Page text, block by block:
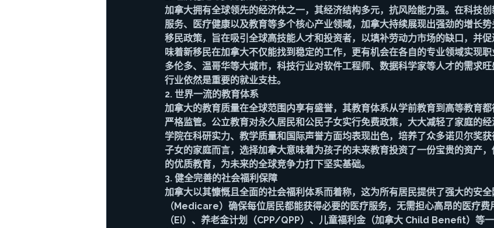
加拿大拥有全球领先的经济体之一，其经济结构多元，抗风险能力强。在科技
服务、医疗健康以及教育等多个核心产业领域，加拿大持续展现出强劲的增长
移民政策，旨在吸引全球高技能人才和投资者，以填补劳动力市场的缺口，并
味着新移民在加拿大不仅能找到稳定的工作，更有机会在各自的专业领域实现
多伦多、温哥华等大城市，科技行业对软件工程师、数据科学家等人才的需求
行业依然是重要的就业支柱。
2. 世界一流的教育体系
加拿大的教育质量在全球范围内享有盛誉，其教育体系从学前教育到高等教育
严格监管。公立教育对永久居民和公民子女实行免费政策，大大减轻了家庭的
学院在科研实力、教学质量和国际声誉方面均表现出色，培养了众多诺贝尔奖
子女的家庭而言，选择加拿大意味着为孩子的未来教育投资了一份宝贵的资产
的优质教育，为未来的全球竞争力打下坚实基础。
3. 健全完善的社会福利保障
加拿大以其慷慨且全面的社会福利体系而着称，这为所有居民提供了强大的安
（Medicare）确保每位居民都能获得必要的医疗服务，无需担心高昂的医疗费
（EI）、养老金计划（CPP/QPP）、儿童福利金（加拿大 Child Benefit）等